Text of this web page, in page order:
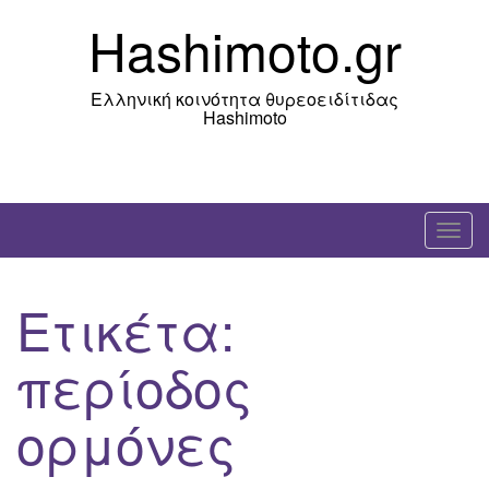
Hashimoto.gr
Ελληνική κοινότητα θυρεοειδίτιδας
Hashimoto
T
o
Ετικέτα:
περίοδος
ορμόνες